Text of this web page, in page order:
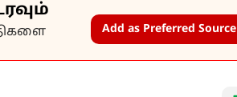
Add as Preferred Source